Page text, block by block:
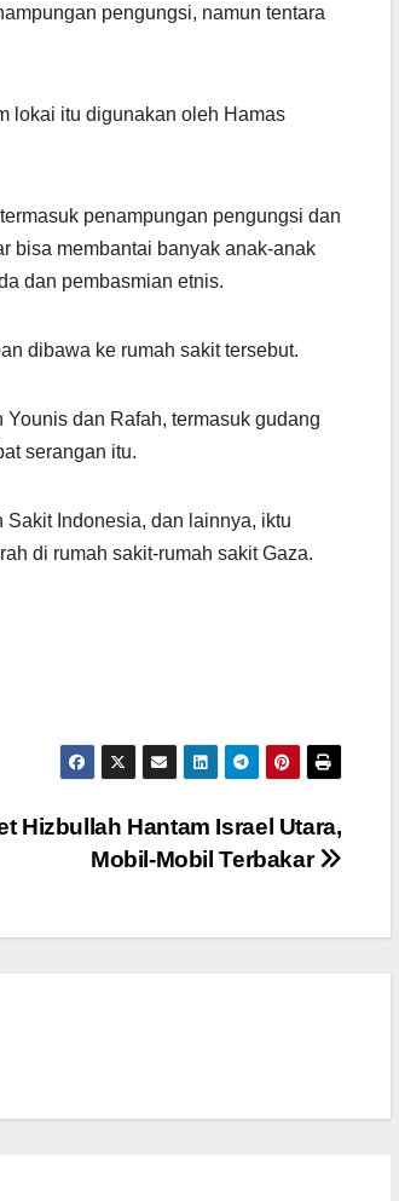
pengungsi, namun tentara
lokai itu digunakan oleh Hamas
penampungan pengungsi dan
bisa membantai banyak anak-anak
dan pembasmian etnis.
dibawa ke rumah sakit tersebut.
dan Rafah, termasuk gudang
serangan itu.
Indonesia, dan lainnya, iktu
di rumah sakit-rumah sakit Gaza.
Hizbullah Hantam Israel Utara,
Mobil-Mobil Terbakar